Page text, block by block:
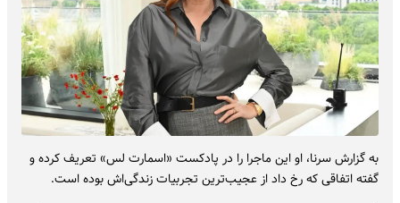
به گزارش سرنا، او این ماجرا را در پادکست «اسمارت لس» تعریف کرده و
گفته اتفاقی که رخ داد از عجیب‌ترین تجربیات زندگی‌اش بوده است.